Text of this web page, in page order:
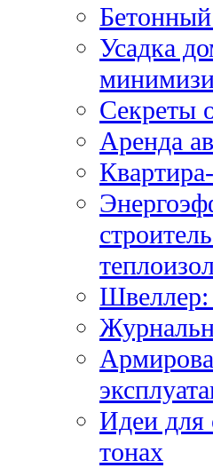
Усадка
Секреты
Аренда
Швеллер:
Идеи для
тонах